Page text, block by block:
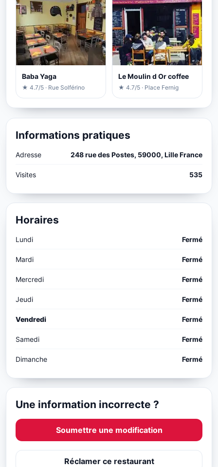
Baba Yaga
★ 4.7/5 · Rue Solférino
Le Moulin d Or coffee
★ 4.7/5 · Place Fernig
Informations pratiques
Adresse 248 rue des Postes, 59000, Lille France
Visites 535
Horaires
Lundi Fermé
Mardi Fermé
Mercredi Fermé
Jeudi Fermé
Vendredi Fermé
Samedi Fermé
Dimanche Fermé
Une information incorrecte ?
Soumettre une modification
Réclamer ce restaurant